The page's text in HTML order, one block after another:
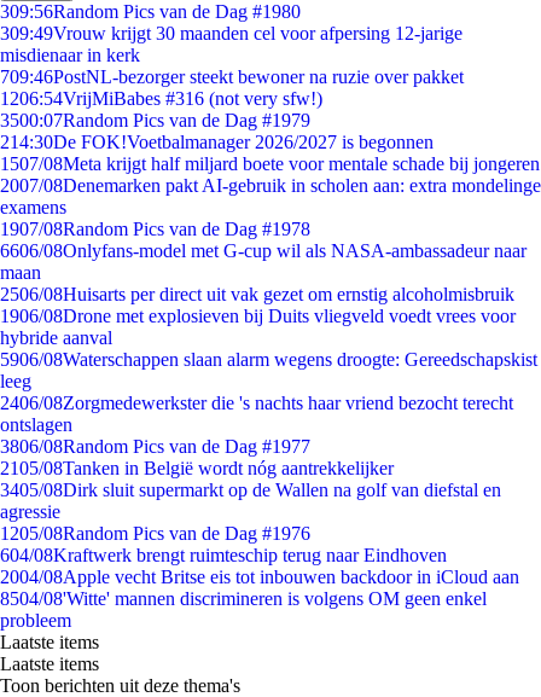
309:56Random Pics van de Dag #1980
309:49Vrouw krijgt 30 maanden cel voor afpersing 12-jarige
misdienaar in kerk
709:46PostNL-bezorger steekt bewoner na ruzie over pakket
1206:54VrijMiBabes #316 (not very sfw!)
3500:07Random Pics van de Dag #1979
214:30De FOK!Voetbalmanager 2026/2027 is begonnen
1507/08Meta krijgt half miljard boete voor mentale schade bij jongeren
2007/08Denemarken pakt AI-gebruik in scholen aan: extra mondelinge
examens
1907/08Random Pics van de Dag #1978
6606/08Onlyfans-model met G-cup wil als NASA-ambassadeur naar
maan
2506/08Huisarts per direct uit vak gezet om ernstig alcoholmisbruik
1906/08Drone met explosieven bij Duits vliegveld voedt vrees voor
hybride aanval
5906/08Waterschappen slaan alarm wegens droogte: Gereedschapskist
leeg
2406/08Zorgmedewerkster die 's nachts haar vriend bezocht terecht
ontslagen
3806/08Random Pics van de Dag #1977
2105/08Tanken in België wordt nóg aantrekkelijker
3405/08Dirk sluit supermarkt op de Wallen na golf van diefstal en
agressie
1205/08Random Pics van de Dag #1976
604/08Kraftwerk brengt ruimteschip terug naar Eindhoven
2004/08Apple vecht Britse eis tot inbouwen backdoor in iCloud aan
8504/08'Witte' mannen discrimineren is volgens OM geen enkel
probleem
Laatste items
Laatste items
Toon berichten uit deze thema's